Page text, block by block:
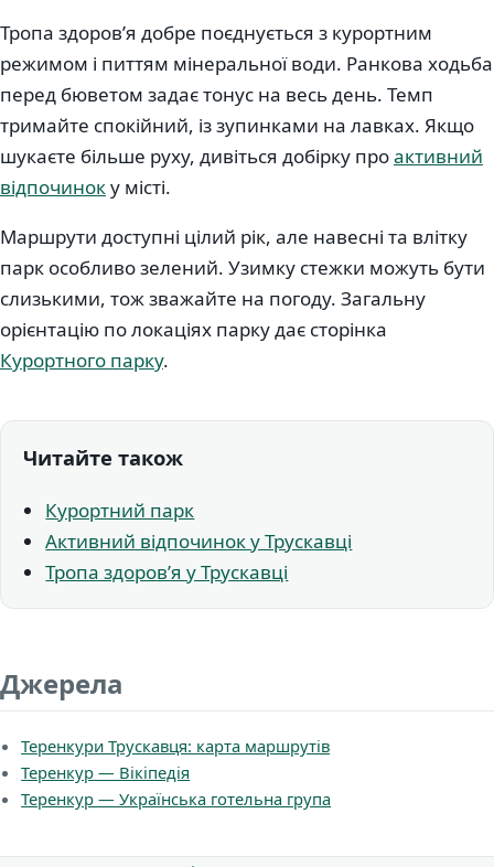
Тропа здоровʼя добре поєднується з курортним
режимом і питтям мінеральної води. Ранкова ходьба
перед бюветом задає тонус на весь день. Темп
тримайте спокійний, із зупинками на лавках. Якщо
шукаєте більше руху, дивіться добірку проактивний
відпочиноку місті.
Маршрути доступні цілий рік, але навесні та влітку
парк особливо зелений. Узимку стежки можуть бути
слизькими, тож зважайте на погоду. Загальну
орієнтацію по локаціях парку дає сторінка
Курортного парку.
Читайте також
Курортний парк
Активний відпочинок у Трускавці
Тропа здоровʼя у Трускавці
Джерела
Теренкури Трускавця: карта маршрутів
Теренкур — Вікіпедія
Теренкур — Українська готельна група